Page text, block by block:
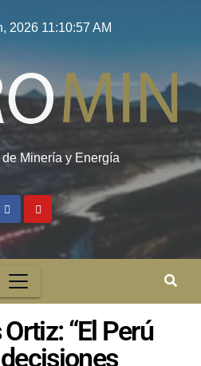
2026 11:10:58 AM
Minería y Energía
“El Perú